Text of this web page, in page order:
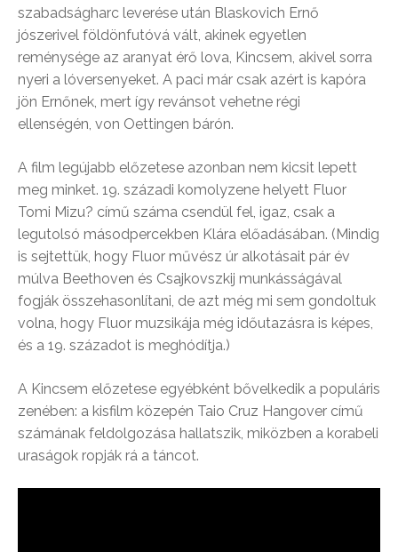
szabadságharc leverése után Blaskovich Ernő
jószerivel földönfutóvá vált, akinek egyetlen
reménysége az aranyat érő lova, Kincsem, akivel sorra
nyeri a lóversenyeket. A paci már csak azért is kapóra
jön Ernőnek, mert így revánsot vehetne régi
ellenségén, von Oettingen bárón.
A film legújabb előzetese azonban nem kicsit lepett
meg minket. 19. századi komolyzene helyett Fluor
Tomi Mizu? című száma csendül fel, igaz, csak a
legutolsó másodpercekben Klára előadásában. (Mindig
is sejtettük, hogy Fluor művész úr alkotásait pár év
múlva Beethoven és Csajkovszkij munkásságával
fogják összehasonlítani, de azt még mi sem gondoltuk
volna, hogy Fluor muzsikája még időutazásra is képes,
és a 19. századot is meghódítja.)
A Kincsem előzetese egyébként bővelkedik a populáris
zenében: a kisfilm közepén Taio Cruz Hangover című
számának feldolgozása hallatszik, miközben a korabeli
uraságok ropják rá a táncot.